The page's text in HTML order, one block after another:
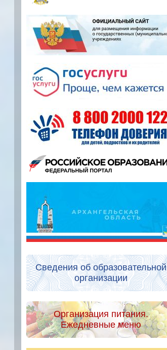
Сведения об образовательной
организации
Организация питания.
Ежедневные меню